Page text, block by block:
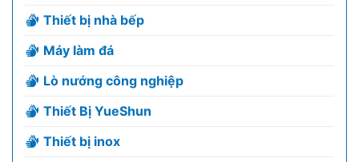
Thiết bị nhà bếp
Máy làm đá
Lò nướng công nghiệp
Thiết Bị YueShun
Thiết bị inox